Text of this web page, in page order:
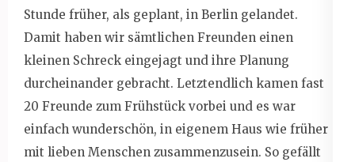
Stunde früher, als geplant, in Berlin gelandet.
Damit haben wir sämtlichen Freunden einen
kleinen Schreck eingejagt und ihre Planung
durcheinander gebracht. Letztendlich kamen fast
20 Freunde zum Frühstück vorbei und es war
einfach wunderschön, in eigenem Haus wie früher
mit lieben Menschen zusammenzusein. So gefällt